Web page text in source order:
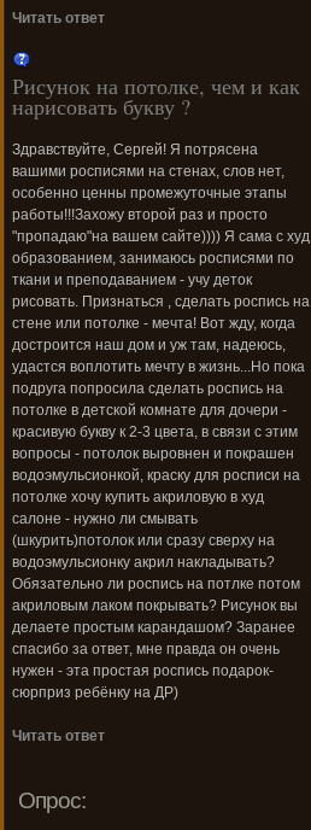
Читать ответ
Рисунок на потолке, чем и как
нарисовать букву ?
Здравствуйте, Сергей! Я потрясена
вашими росписями на стенах, слов нет,
особенно ценны промежуточные этапы
работы!!!Захожу второй раз и просто
"пропадаю"на вашем сайте)))) Я сама с худ
образованием, занимаюсь росписями по
ткани и преподаванием - учу деток
рисовать. Признаться , сделать роспись на
стене или потолке - мечта! Вот жду, когда
достроится наш дом и уж там, надеюсь,
удастся воплотить мечту в жизнь...Но пока
подруга попросила сделать роспись на
потолке в детской комнате для дочери -
красивую букву к 2-3 цвета, в связи с этим
вопросы - потолок выровнен и покрашен
водоэмульсионкой, краску для росписи на
потолке хочу купить акриловую в худ
салоне - нужно ли смывать
(шкурить)потолок или сразу сверху на
водоэмульсионку акрил накладывать?
Обязательно ли роспись на потлке потом
акриловым лаком покрывать? Рисунок вы
делаете простым карандашом? Заранее
спасибо за ответ, мне правда он очень
нужен - эта простая роспись подарок-
сюрприз ребёнку на ДР)
Читать ответ
Опрос: